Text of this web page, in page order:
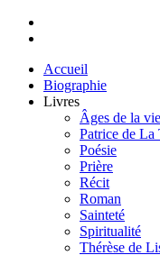
Accueil
Biographie
Livres
Âges de la vie
Patrice de La
Poésie
Prière
Récit
Roman
Sainteté
Spiritualité
Thérèse de